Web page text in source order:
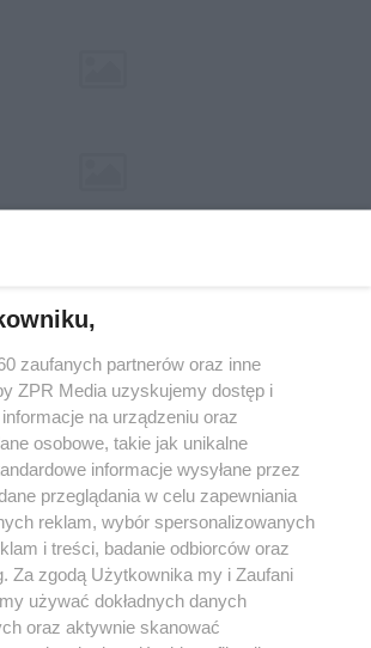
w serwisie nie może być powielany i
dalej rozpowszechniany w jakikolwiek sposób (w
lub mechaniczny) na jakimkolwiek polu
formie, włącznie z umieszczaniem w
zgody właściciela praw. Jakiekolwiek użycie lub
w całości lub w części z naruszeniem prawa,
jest zabronione pod groźbą kary i może być
zaufanych partnerów oraz inne
ZPR Media uzyskujemy dostęp i
na urządzeniu oraz
osobowe, takie jak unikalne
informacje wysyłane przez
przeglądania w celu zapewniania
reklam, wybór spersonalizowanych
i treści, badanie odbiorców oraz
Za zgodą Użytkownika my i Zaufani
używać dokładnych danych
oraz aktywnie skanować